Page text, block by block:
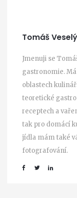
Tomáš Veselý
Jmenuji se
gastronomie.
oblastech
teoretické
receptech a
tak pro domácí
jídla mám také
fotografování.